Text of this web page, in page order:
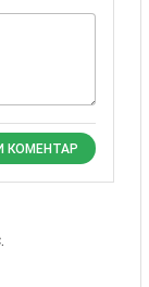
КОМЕНТАР